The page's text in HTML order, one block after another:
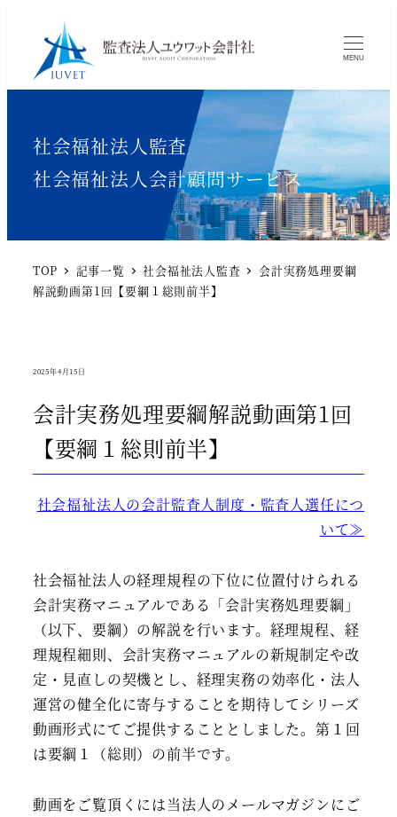
MENU
カテゴリー
社会福祉法人監査
カテゴリー
社会福祉法人会計顧問サービス
TOP 記事一覧 社会福祉法人監査
会計実務処理要綱
解説動画第1回【要綱１総則前半】
2025年4月15日
会計実務処理要綱解説動画第1回
【要綱１総則前半】
社会福祉法人の会計監査人制度・監査人選任につ
いて≫
社会福祉法人の経理規程の下位に位置付けられる
会計実務マニュアルである「会計実務処理要綱」
（以下、要綱）の解説を行います。経理規程、経
理規程細則、会計実務マニュアルの新規制定や改
定・見直しの契機とし、経理実務の効率化・法人
運営の健全化に寄与することを期待してシリーズ
動画形式にてご提供することとしました。第１回
は要綱１（総則）の前半です。
動画をご覧頂くには当法人のメールマガジンにご